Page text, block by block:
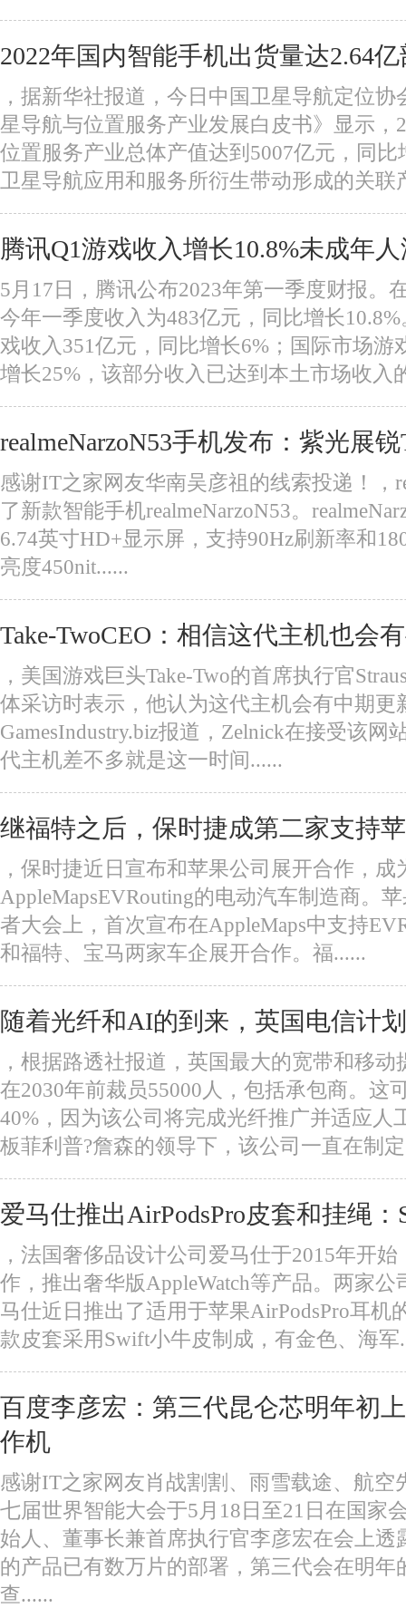
2022年国内智能手机出货量达2.64
，据新华社报道，今日中国卫星导航定位
星导航与位置服务产业发展白皮书》显示，
位置服务产业总体产值达到5007亿元，同
卫星导航应用和服务所衍生带动形成的关联
腾讯Q1游戏收入增长10.8%未成年
5月17日，腾讯公布2023年第一季度财报。
今年一季度收入为483亿元，同比增长
戏收入351亿元，同比增长6%；国际市场游
增长25%，该部分收入已达到本土市场收入
realmeNarzoN53手机发布：紫光展锐
感谢IT之家网友华南吴彦祖的线索投递！，
了新款智能手机realmeNarzoN53。
6.74英寸HD+显示屏，支持90Hz刷新率和
亮度450nit......
Take-TwoCEO：相信这代主机也会
，美国游戏巨头Take-Two的首席执行官
体采访时表示，他认为这代主机会有中期更
GamesIndustry.biz报道，Zelnick在接受该网
代主机差不多就是这一时间......
继福特之后，保时捷成第二家支持
，保时捷近日宣布和苹果公司展开合作，成
AppleMapsEVRouting的电动汽车制造商。
者大会上，首次宣布在AppleMaps中支持
和福特、宝马两家车企展开合作。福......
随着光纤和AI的到来，英国电信计
，根据路透社报道，英国最大的宽带和移
在2030年前裁员55000人，包括承包商。这
40%，因为该公司将完成光纤推广并适应人
板菲利普?詹森的领导下，该公司一直在制
爱马仕推出AirPodsPro皮套和挂绳：
，法国奢侈品设计公司爱马仕于2015年开
作，推出奢华版AppleWatch等产品。两家
马仕近日推出了适用于苹果AirPodsPro耳机
款皮套采用Swift小牛皮制成，有金色、海军
百度李彦宏：第三代昆仑芯明年初
作机
感谢IT之家网友肖战割割、雨雪载途、航空
七届世界智能大会于5月18日至21日在国家
始人、董事长兼首席执行官李彦宏在会上透
的产品已有数万片的部署，第三代会在明年
查......